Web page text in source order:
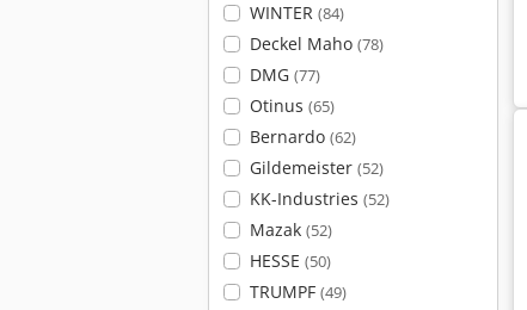
WINTER (84)
Deckel Maho (78)
DMG (77)
Otinus (65)
Bernardo (62)
Gildemeister (52)
KK-Industries (52)
Mazak (52)
HESSE (50)
TRUMPF (49)